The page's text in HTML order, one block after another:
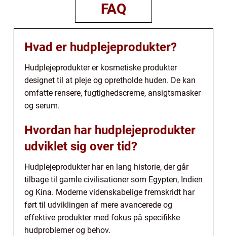
FAQ
Hvad er hudplejeprodukter?
Hudplejeprodukter er kosmetiske produkter
designet til at pleje og opretholde huden. De kan
omfatte rensere, fugtighedscreme, ansigtsmasker
og serum.
Hvordan har hudplejeprodukter
udviklet sig over tid?
Hudplejeprodukter har en lang historie, der går
tilbage til gamle civilisationer som Egypten, Indien
og Kina. Moderne videnskabelige fremskridt har
ført til udviklingen af mere avancerede og
effektive produkter med fokus på specifikke
hudproblemer og behov.